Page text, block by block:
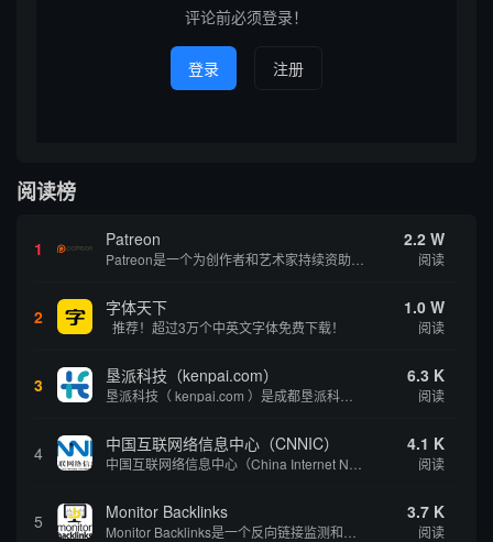
评论前必须登录！
登录 注册
阅读榜
1 Patreon 2.2 W
阅读
2 字体天下
推荐！超过3万个中英文字体免费下载！
1.0 W
阅读
3 垦派科技（kenpai.com） 6.3 K
阅读
4 中国互联网络信息中心（CNNIC） 4.1 K
阅读
5 Monitor Backlinks 3.7 K
阅读